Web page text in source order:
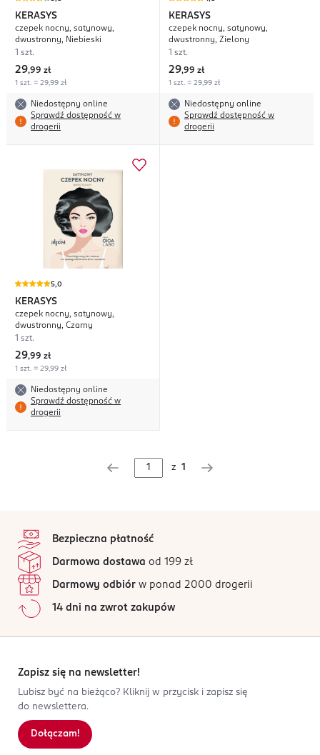
KERASYS
czepek nocny, satynowy,
dwustronny, Niebieski
1 szt.
29,99 zł
1 szt. = 29,99 zł
Niedostępny online
Sprawdź dostępność w
drogerii
KERASYS
czepek nocny, satynowy,
dwustronny, Zielony
1 szt.
29,99 zł
1 szt. = 29,99 zł
Niedostępny online
Sprawdź dostępność w
drogerii
5,0
KERASYS
czepek nocny, satynowy,
dwustronny, Czarny
1 szt.
29,99 zł
1 szt. = 29,99 zł
Niedostępny online
Sprawdź dostępność w
drogerii
z 1
Bezpieczna płatność
Darmowa dostawa od 199 zł
Darmowy odbiór w ponad 2000 drogerii
14 dni na zwrot zakupów
Zapisz się na newsletter!
Lubisz być na bieżąco? Kliknij w przycisk i zapisz się
do newslettera.
Dołączam!